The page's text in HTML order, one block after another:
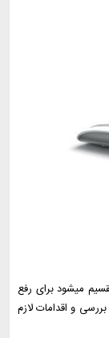
میشود برای رفع
و اقدامات لازم